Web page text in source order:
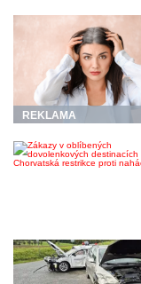
REKLAMA